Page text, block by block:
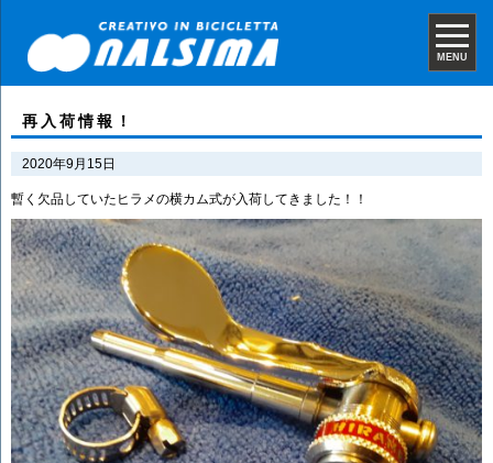
MENU
再入荷情報！
2020年9月15日
暫く欠品していたヒラメの横カム式が入荷してきました！！